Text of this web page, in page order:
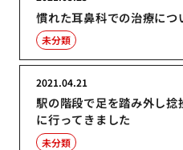
慣れた耳鼻科での治療につ
未分類
駅の階段で足を踏み外し
に行ってきました
2021.04.21
未分類